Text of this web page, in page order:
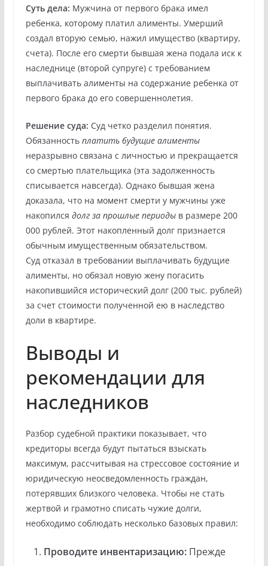
Суть дела: Мужчина от первого брака имел
ребенка, которому платил алименты. Умерший
создал вторую семью, нажил имущество (квартиру,
счета). После его смерти бывшая жена подала иск к
наследнице (второй супруге) с требованием
выплачивать алименты на содержание ребенка от
первого брака до его совершеннолетия.
Решение суда: Суд четко разделил понятия.
Обязанность платить будущие алименты
неразрывно связана с личностью и прекращается
со смертью плательщика (эта задолженность
списывается навсегда). Однако бывшая жена
доказала, что на момент смерти у мужчины уже
накопился долг за прошлые периодыв размере 200
000 рублей. Этот накопленный долг признается
обычным имущественным обязательством.
Суд отказал в требовании выплачивать будущие
алименты, но обязал новую жену погасить
накопившийся исторический долг (200 тыс. рублей)
за счет стоимости полученной ею в наследство
доли в квартире.
Выводы и
рекомендации для
наследников
Разбор судебной практики показывает, что
кредиторы всегда будут пытаться взыскать
максимум, рассчитывая на стрессовое состояние и
юридическую неосведомленность граждан,
потерявших близкого человека. Чтобы не стать
жертвой и грамотно списать чужие долги,
необходимо соблюдать несколько базовых правил:
Проводите инвентаризацию:Прежде